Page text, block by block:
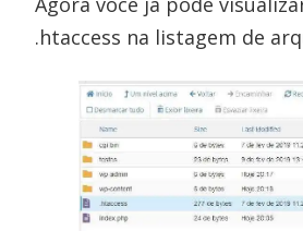
.htaccess na listagem de